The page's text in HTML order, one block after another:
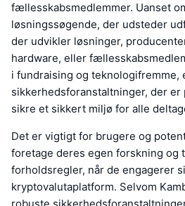
fællesskabsmedlemmer. Uanset
løsningssøgende, der udsteder
der udvikler løsninger,
hardware, eller
i fundraising og teknologifremme,
sikkerhedsforanstaltninger, der er
sikre et sikkert miljø for alle
Det er vigtigt for brugere og
foretage deres egen forskning og
forholdsregler, når de engagerer
kryptovalutaplatform. Selvom